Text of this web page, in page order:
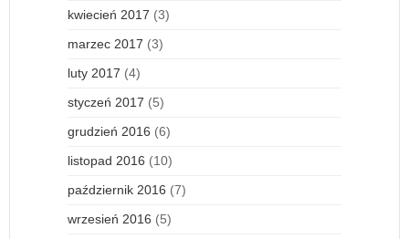
kwiecień 2017 (3)
marzec 2017 (3)
luty 2017 (4)
styczeń 2017 (5)
grudzień 2016 (6)
listopad 2016 (10)
październik 2016 (7)
wrzesień 2016 (5)